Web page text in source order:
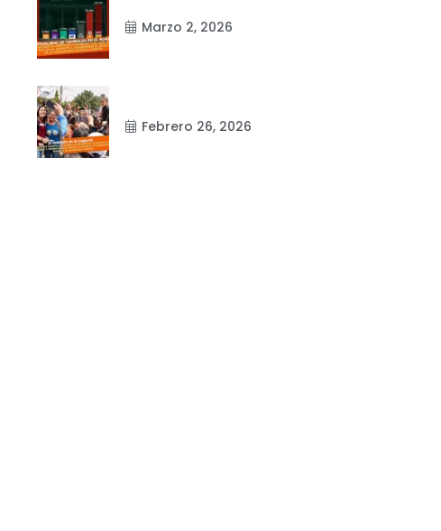
Marzo 2, 2026
Febrero 26, 2026